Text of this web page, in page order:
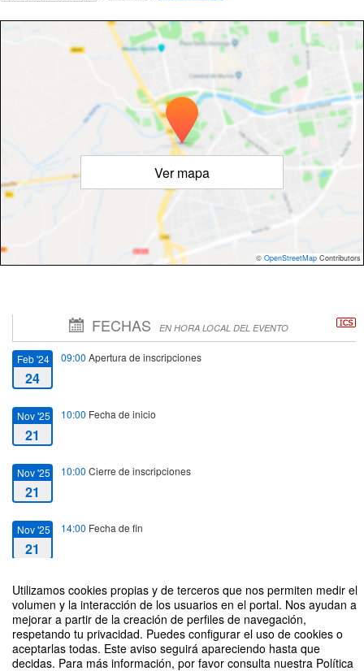
Utilizamos cookies propias y de terceros que nos permiten medir el
volumen y la interacción de los usuarios en el portal. Nos ayudan a
mejorar a partir de la creación de perfiles de navegación,
respetando tu privacidad. Puedes configurar el uso de cookies o
aceptarlas todas. Este aviso seguirá apareciendo hasta que
decidas. Para más información, por favor consulta nuestra Política
Ver mapa
© OpenStreetMap Contributors
FECHAS EN HORA LOCAL DEL EVENTO
Feb '24
24
09:00 Apertura de inscripciones
Nov '25
21
10:00 Fecha de inicio
Nov '25
21
10:00 Cierre de inscripciones
Nov '25
21
14:00 Fecha de fin
Climate Smart Urban Development: best practices evidenced by final results
of EU SmartWb Project, Seminario internacional